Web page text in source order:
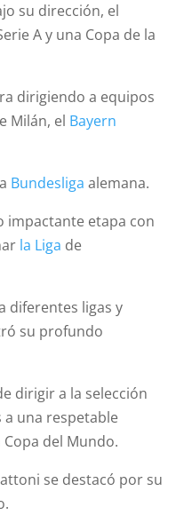
su dirección, el
A y una Copa de la
dirigiendo a equipos
Milán, el Bayern
Bundesliga alemana.
impactante etapa con
la Liga de
diferentes ligas y
su profundo
dirigir a la selección
a una respetable
Copa del Mundo.
se destacó por su